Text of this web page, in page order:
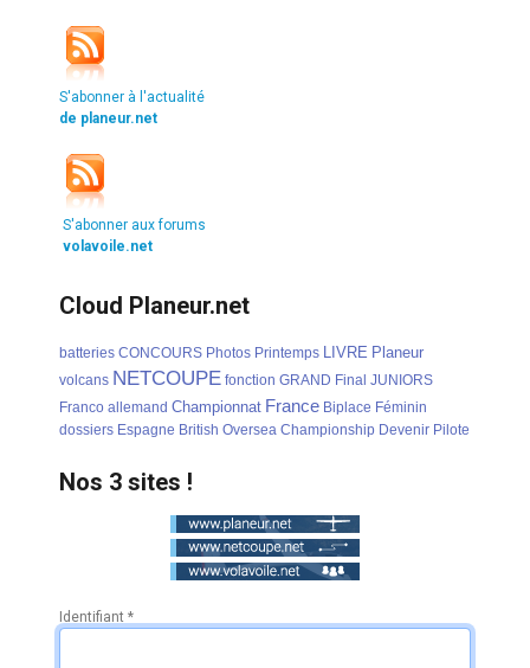
S'abonner à l'actualité
de planeur.net
S'abonner aux forums
volavoile.net
Cloud Planeur.net
batteries CONCOURS Photos Printemps LIVRE Planeur
volcans NETCOUPE fonction GRAND Final JUNIORS
Franco allemand Championnat France Biplace Féminin
dossiers Espagne British Oversea Championship Devenir Pilote
Nos 3 sites !
Identifiant *